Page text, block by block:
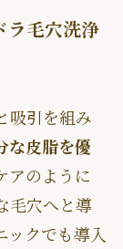
ラ毛穴洗浄
吸引を組み
な皮脂を優
アのように
毛穴へと導
ックでも導入